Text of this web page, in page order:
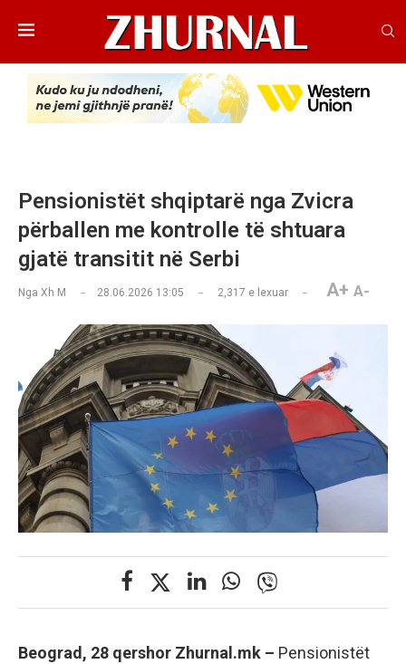
Pensionistët shqiptarë nga Zvicra
përballen me kontrolle të shtuara
gjatë transitit në Serbi
Nga Xh M 28.06.2026 13:05 2,317 e lexuar A+ A-
Beograd, 28 qershor Zhurnal.mk – Pensionistët